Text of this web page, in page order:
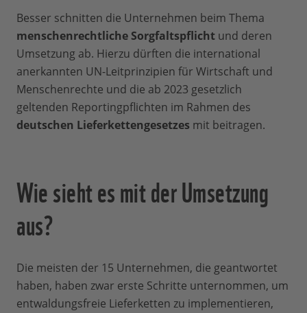
Besser schnitten die Unternehmen beim Thema
menschenrechtliche Sorgfaltspflicht und deren
Umsetzung ab. Hierzu dürften die international
anerkannten UN-Leitprinzipien für Wirtschaft und
Menschenrechte und die ab 2023 gesetzlich
geltenden Reportingpflichten im Rahmen des
deutschen Lieferkettengesetzes mit beitragen.
Wie sieht es mit der Umsetzung
aus?
Die meisten der 15 Unternehmen, die geantwortet
haben, haben zwar erste Schritte unternommen, um
entwaldungsfreie Lieferketten zu implementieren,